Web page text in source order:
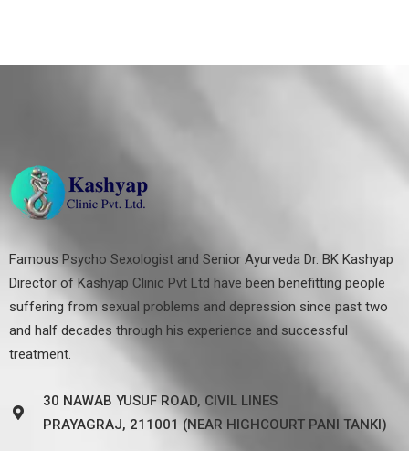
Famous Psycho Sexologist and Senior Ayurveda Dr. BK Kashyap
Director of Kashyap Clinic Pvt Ltd have been benefitting people
suffering from sexual problems and depression since past two
and half decades through his experience and successful
treatment.
30 NAWAB YUSUF ROAD, CIVIL LINES
PRAYAGRAJ, 211001 (NEAR HIGHCOURT PANI TANKI)